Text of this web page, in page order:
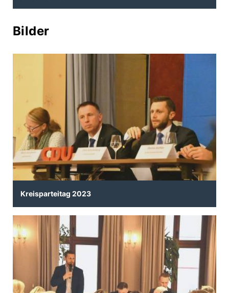
Bilder
Kreisparteitag 2023